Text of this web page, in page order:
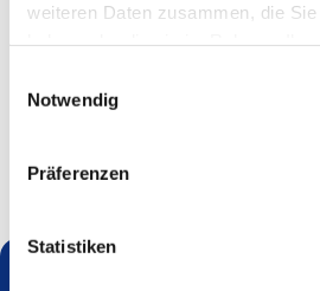
weiteren Daten zusammen, die
Notwendig
Präferenzen
Statistiken